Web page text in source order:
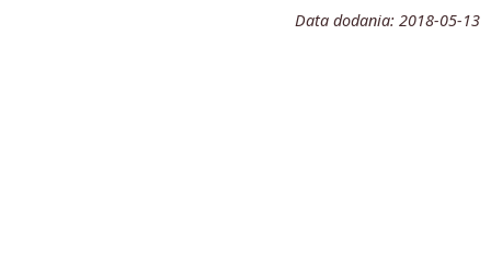
Data dodania: 2018-05-13